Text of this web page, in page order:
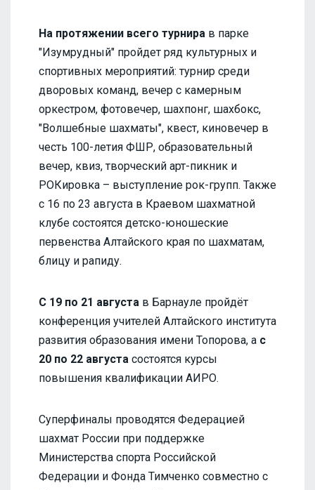
На протяжении всего турнира в парке
"Изумрудный" пройдет ряд культурных и
спортивных мероприятий: турнир среди
дворовых команд, вечер с камерным
оркестром, фотовечер, шахпонг, шахбокс,
"Волшебные шахматы", квест, киновечер в
честь 100-летия ФШР, образовательный
вечер, квиз, творческий арт-пикник и
РОКировка – выступление рок-групп. Также
с 16 по 23 августа в Краевом шахматной
клубе состоятся детско-юношеские
первенства Алтайского края по шахматам,
блицу и рапиду.
С 19 по 21 августа в Барнауле пройдёт
конференция учителей Алтайского института
развития образования имени Топорова, а с
20 по 22 августа состоятся курсы
повышения квалификации АИРО.
Суперфиналы проводятся Федерацией
шахмат России при поддержке
Министерства спорта Российской
Федерации и Фонда Тимченко совместно с